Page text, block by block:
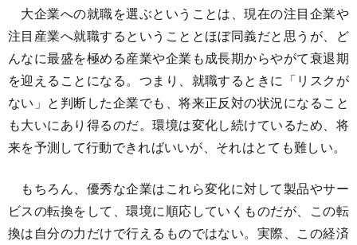
大企業への就職を選ぶということは、現在の注目企業や
注目産業へ就職するということとほぼ同義だと思うが、ど
んなに最盛を極める産業や企業も成長期からやがて衰退期
を迎えることになる。つまり、就職するときに「リスクが
ない」と判断した企業でも、将来正反対の状況になること
も大いにあり得るのだ。環境は変化し続けているため、将
来を予測して行動できればいいが、それはとても難しい。
もちろん、優秀な企業はこれら変化に対して製品やサー
ビスの転換をして、環境に順応していくものだが、この転
換は自分の力だけで行えるものではない。実際、この経済